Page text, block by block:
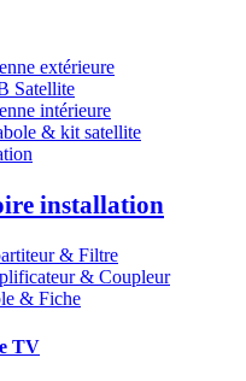
extérieure
Satellite
intérieure
& kit satellite
installation
& Filtre
& Coupleur
& Fiche
TV